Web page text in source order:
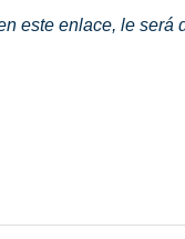
este enlace, le